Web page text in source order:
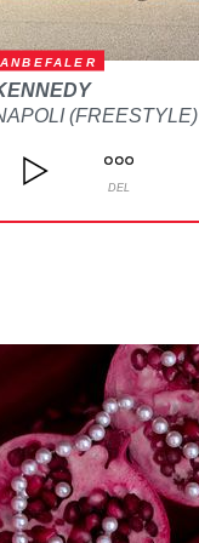
ANBEFALER
(FREESTYLE)
DEL